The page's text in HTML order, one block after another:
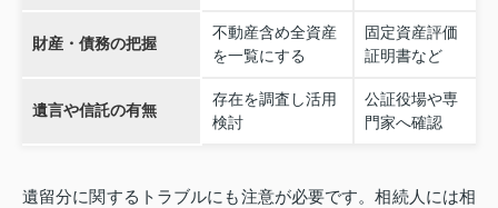
財産・債務の把握
不動産含め全資産
を一覧にする
固定資産評価
証明書など
遺言や信託の有無
存在を調査し活用
検討
公証役場や専
門家へ確認
遺留分に関するトラブルにも注意が必要です。相続人には相